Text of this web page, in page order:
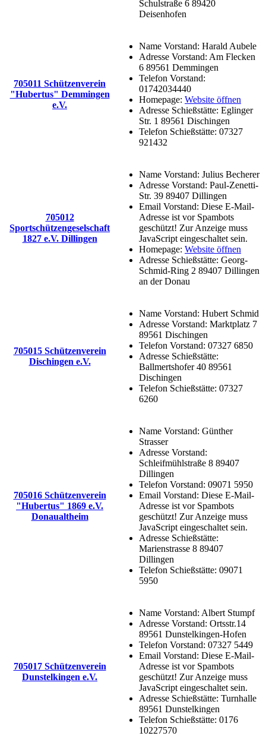
Schulstraße 6 89420
Deisenhofen
705011 Schützenverein
"Hubertus" Demmingen
e.V.
Name Vorstand: Harald Aubele
Adresse Vorstand: Am Flecken
6 89561 Demmingen
Telefon Vorstand:
01742034440
Homepage: Website öffnen
Adresse Schießstätte: Eglinger
Str. 1 89561 Dischingen
Telefon Schießstätte: 07327
921432
705012
Sportschützengeselschaft
1827 e.V. Dillingen
Name Vorstand: Julius Becherer
Adresse Vorstand: Paul-Zenetti-
Str. 39 89407 Dillingen
Email Vorstand: Diese E-Mail-
Adresse ist vor Spambots
geschützt! Zur Anzeige muss
JavaScript eingeschaltet sein.
Homepage: Website öffnen
Adresse Schießstätte: Georg-
Schmid-Ring 2 89407 Dillingen
an der Donau
705015 Schützenverein
Dischingen e.V.
Name Vorstand: Hubert Schmid
Adresse Vorstand: Marktplatz 7
89561 Dischingen
Telefon Vorstand: 07327 6850
Adresse Schießstätte:
Ballmertshofer 40 89561
Dischingen
Telefon Schießstätte: 07327
6260
705016 Schützenverein
"Hubertus" 1869 e.V.
Donaualtheim
Name Vorstand: Günther
Strasser
Adresse Vorstand:
Schleifmühlstraße 8 89407
Dillingen
Telefon Vorstand: 09071 5950
Email Vorstand: Diese E-Mail-
Adresse ist vor Spambots
geschützt! Zur Anzeige muss
JavaScript eingeschaltet sein.
Adresse Schießstätte:
Marienstrasse 8 89407
Dillingen
Telefon Schießstätte: 09071
5950
705017 Schützenverein
Dunstelkingen e.V.
Name Vorstand: Albert Stumpf
Adresse Vorstand: Ortsstr.14
89561 Dunstelkingen-Hofen
Telefon Vorstand: 07327 5449
Email Vorstand: Diese E-Mail-
Adresse ist vor Spambots
geschützt! Zur Anzeige muss
JavaScript eingeschaltet sein.
Adresse Schießstätte: Turnhalle
89561 Dunstelkingen
Telefon Schießstätte: 0176
10227570